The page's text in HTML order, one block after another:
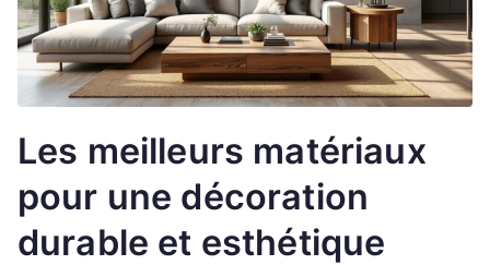
Les meilleurs matériaux
pour une décoration
durable et esthétique